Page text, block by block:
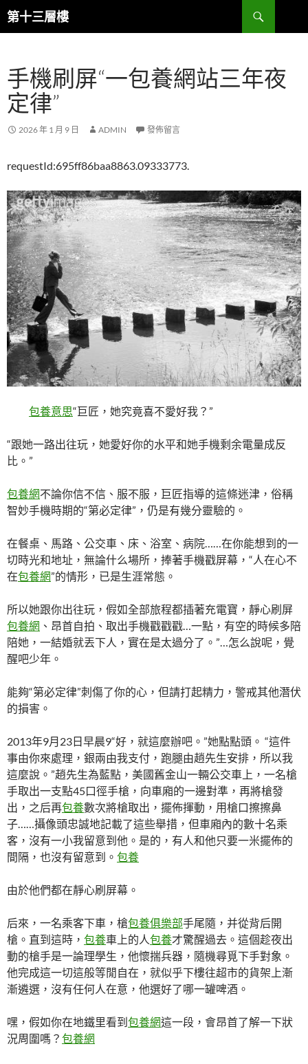
跳
至
內
第十三層樓
搜
尋
手機刷屏“一包養網站三年夜
定律”
2026 年 1 月 9 日 ADMIN 發佈留言
requestId:695ff86baa8863.09333773.
包養意思“巨匠，她究竟喜不愛好我？”
“跟她一路出往玩，她愛好你的水平和她手機剩余電量成反
比。”
包養網不論你信不信、服不服，巨匠指導的這條迷津，俗稱
智妙手機時期的“第必定律”，仍是有幾分靈驗的。
在餐桌、馬路、公交車、床、浴室、病院……在你能想到的一
切時光和地址，無論什么場所，捧著手機戳屏幕，“人在心不
在包養網”的情形，已是生涯常態。
所以她跟你出往玩，假如全部旅程都插著充電寶，靜心刷屏
包養網 、昂首自拍、取出手機戳戳戳…一點，有空的時候多陪
陪她，一結婚就丟下人，實在是太過分了。”…怎么說呢，覺
醒吧少年。
能夠“第必定律”刺傷了你的心，但請打起精力，警戒其他潛伏
的損害。
2013年9月23日早晨9“好，就這麼辦吧。”她點點頭。 “這件
事由你來處理，銀兩由我支付，跑腿由趙先生安排，所以我
這麼說。”趙先生為藍點，美國舊金山一輛公交車上，一名槍
手取出一支點45口徑手槍，向車廂的一邊對準，再將槍發
出，之后再包養數次將槍取出，擺佈揮動，用槍口擦擦鼻
子……攝像頭忠誠地記載了這些舉措，但車廂內的數十名乘
客，沒有一小我留意到他。是的，有人和他只要一米擺佈的
間隔，也沒有留意到。 包養
由於他們都在靜心刷屏幕。
后來，一名乘客下車，槍包養俱樂部手尾隨，并從背后開
槍。直到這時， 包養車上的人包養才驚醒過去。這個趁夜出
動的槍手是一論理學生，他懷揣兵器，隨機尋覓下手對象。
他完成這一切這般等閒自在，就似乎下樓往超市的貨架上漸
漸遴選，沒有任何人在意，他選好了哪一罐啤酒。
嘿，假如你在地鐵里看到 包養網這一段，會昂首了解一下狀
況周圍嗎？ 包養網